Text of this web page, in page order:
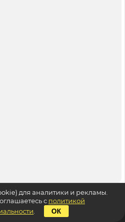
для аналитики и рекламы.
с политикой
ОК